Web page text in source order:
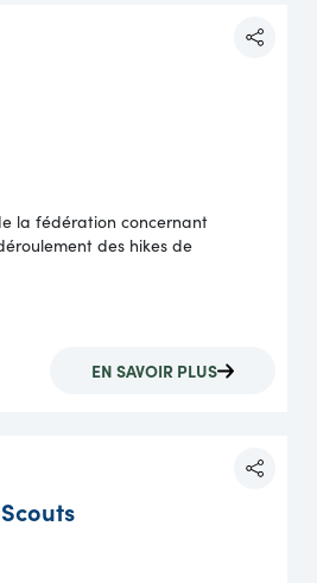
la fédération concernant
des hikes de
EN SAVOIR PLUS